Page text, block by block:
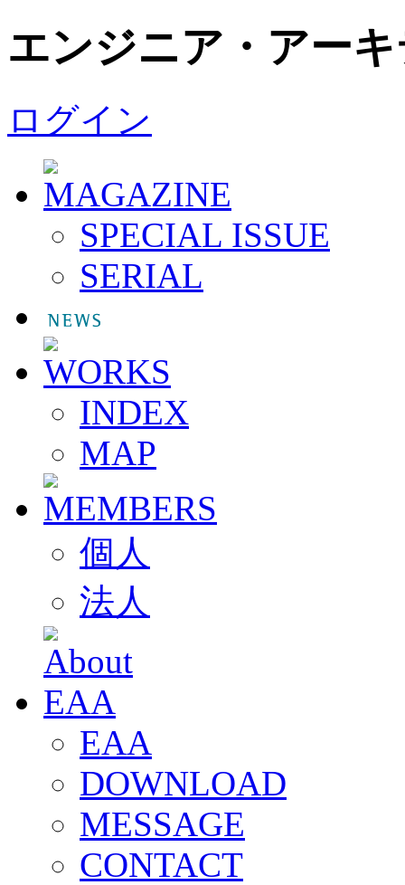
エンジニア・アー
ログイン
SPECIAL ISSUE
SERIAL
INDEX
MAP
個人
法人
EAA
DOWNLOAD
MESSAGE
CONTACT